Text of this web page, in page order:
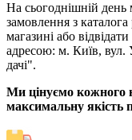
На сьогоднішній
замовлення з
магазині або
адресою: м. Київ, вул.
дачі".
Ми цінуємо кожного
максимальну якість